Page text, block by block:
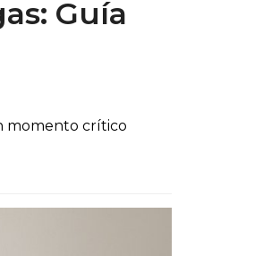
Guía
momento crítico